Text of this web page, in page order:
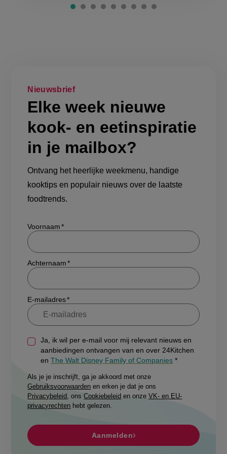
Nieuwsbrief
Elke week nieuwe
kook- en eetinspiratie
in je mailbox?
Ontvang het heerlijke weekmenu, handige
kooktips en populair nieuws over de laatste
foodtrends.
Show/hide
Voornaam
Achternaam
E-mailadres
Ja, ik wil per e-mail voor mij relevant nieuws en
aanbiedingen ontvangen van en over 24Kitchen
enThe Walt Disney Family of Companies
Als je je inschrijft, ga je akkoord met onze
Gebruiksvoorwaarden en erken je dat je ons
Privacybeleid , onsCookiebeleid en onzeVK- en EU-
privacyrechten hebt gelezen.
Aanmelden